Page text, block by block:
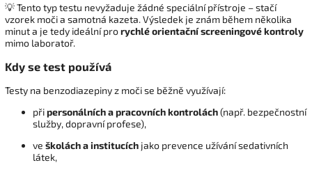
💡 Tento typ testu nevyžaduje žádné speciální přístroje – stačí
vzorek moči a samotná kazeta. Výsledek je znám během několika
minut a je tedy ideální prorychlé orientační screeningové kontroly
mimo laboratoř.
Kdy se test používá
Testy na benzodiazepiny z moči se běžně využívají:
připersonálních a pracovních kontrolách(např. bezpečnostní
služby, dopravní profese),
ve školách a institucích jako prevence užívání sedativních
látek,